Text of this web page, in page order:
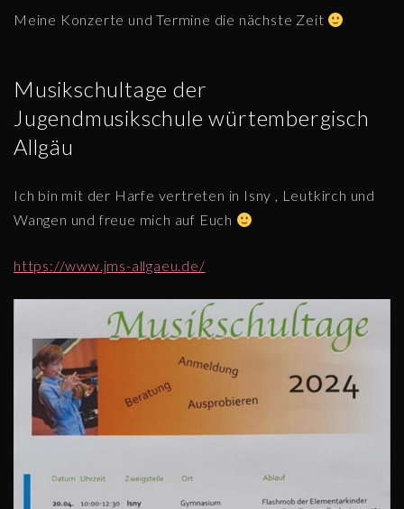
Meine Konzerte und Termine die nächste Zeit
Musikschultage der
Jugendmusikschule würtembergisch
Allgäu
Ich bin mit der Harfe vertreten in Isny , Leutkirch und
Wangen und freue mich auf Euch
https://www.jms-allgaeu.de/